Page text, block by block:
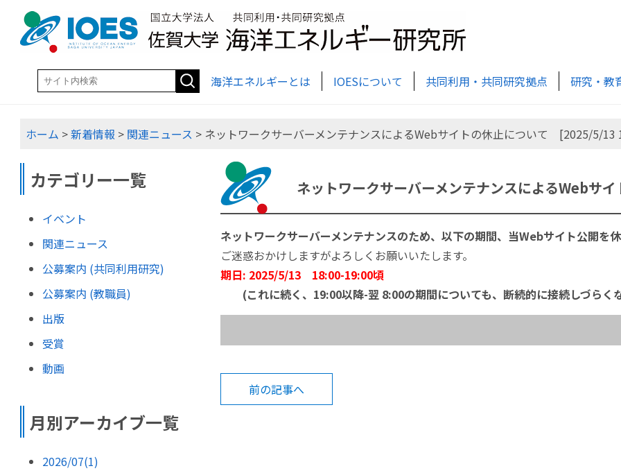
海洋エネルギーとは IOESについて 共同利用・共同研究拠点 研究・教
ホーム >新着情報 > 関連ニュース > ネットワークサーバーメンテナンスによるWebサイトの休止について [2025/5/13
カテゴリー一覧
イベント
関連ニュース
公募案内 (共同利用研究)
公募案内 (教職員)
出版
受賞
動画
月別アーカイブ一覧
2026/07(1)
ネットワークサーバーメンテナンスによるWeb
ネットワークサーバーメンテナンスのため、以下の期間、当Webサイト公開を休
ご迷惑おかけしますがよろしくお願いいたします。
期日: 2025/5/13 18:00-19:00頃
(これに続く、19:00以降-翌 8:00の期間についても、断続的に接続しづらく
前の記事へ